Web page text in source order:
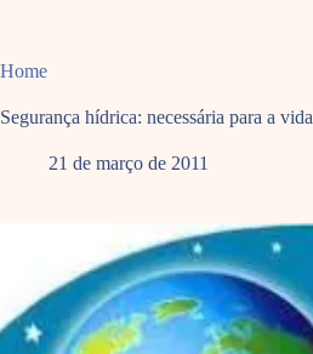
Home
Segurança hídrica: necessária para a vida
21 de março de 2011